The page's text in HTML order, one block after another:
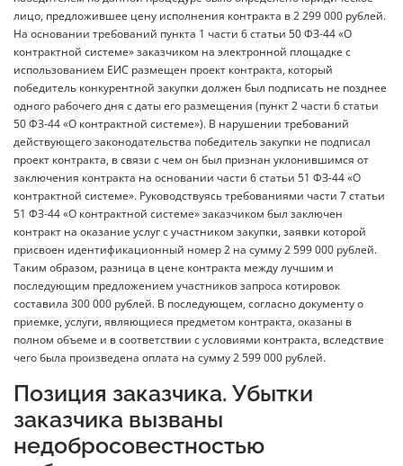
лицо, предложившее цену исполнения контракта в 2 299 000 рублей.
На основании требований пункта 1 части 6 статьи 50 ФЗ-44 «О
контрактной системе» заказчиком на электронной площадке с
использованием ЕИС размещен проект контракта, который
победитель конкурентной закупки должен был подписать не позднее
одного рабочего дня с даты его размещения (пункт 2 части 6 статьи
50 ФЗ-44 «О контрактной системе»). В нарушении требований
действующего законодательства победитель закупки не подписал
проект контракта, в связи с чем он был признан уклонившимся от
заключения контракта на основании части 6 статьи 51 ФЗ-44 «О
контрактной системе». Руководствуясь требованиями части 7 статьи
51 ФЗ-44 «О контрактной системе» заказчиком был заключен
контракт на оказание услуг с участником закупки, заявки которой
присвоен идентификационный номер 2 на сумму 2 599 000 рублей.
Таким образом, разница в цене контракта между лучшим и
последующим предложением участников запроса котировок
составила 300 000 рублей. В последующем, согласно документу о
приемке, услуги, являющиеся предметом контракта, оказаны в
полном объеме и в соответствии с условиями контракта, вследствие
чего была произведена оплата на сумму 2 599 000 рублей.
Позиция заказчика. Убытки
заказчика вызваны
недобросовестностью